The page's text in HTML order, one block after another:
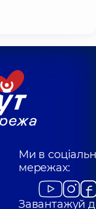
Ми в
мережах:
Завантажуй